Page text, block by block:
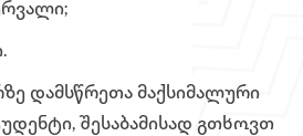
დამსწრეთა მაქსიმალური
შესაბამისად გთხოვთ